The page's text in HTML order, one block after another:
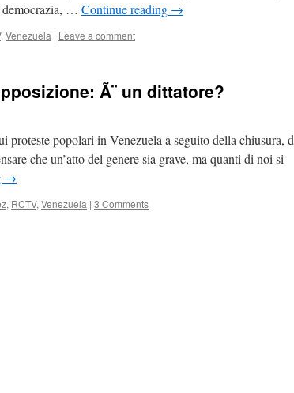
democrazia, … Continue reading →
, Venezuela | Leave a comment
Ã¨ un dittatore?
popolari in Venezuela a seguito della chiusura, d
che un’atto del genere sia grave, ma quanti di noi si
→
, RCTV, Venezuela | 3 Comments